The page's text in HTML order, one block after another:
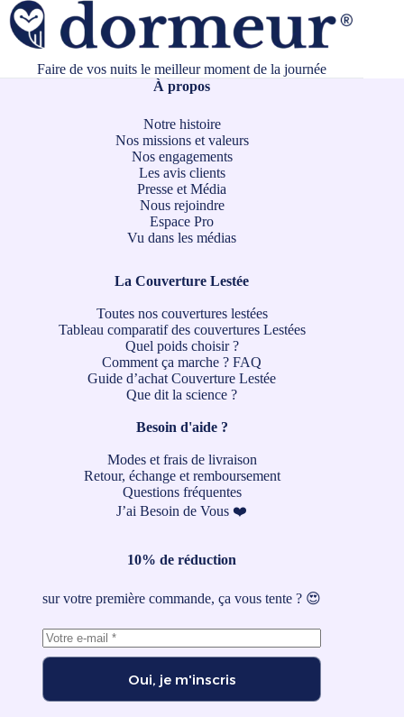
Faire de vos nuits le meilleur moment de la journée
À propos
Notre histoire
Nos missions et valeurs
Nos engagements
Les avis clients
Presse et Média
Nous rejoindre
Espace Pro
Vu dans les médias
La Couverture Lestée
Toutes nos couvertures lestées
Tableau comparatif des couvertures Lestées
Quel poids choisir ?
Comment ça marche ? FAQ
Guide d’achat Couverture Lestée
Que dit la science ?
Besoin d'aide ?
Modes et frais de livraison
Retour, échange et remboursement
Questions fréquentes
J’ai Besoin de Vous ❤️
10% de réduction
sur votre première commande, ça vous tente ? 😍
Oui, je m'inscris